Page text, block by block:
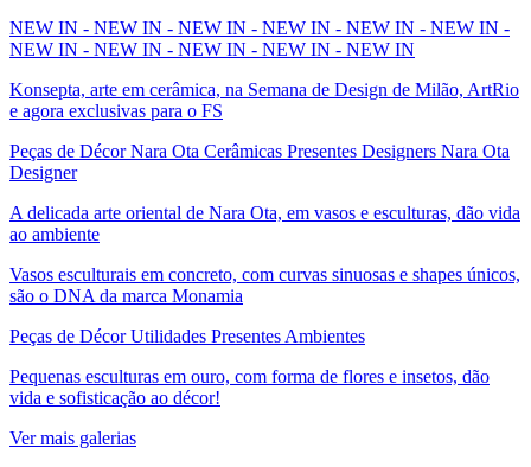
NEW IN - NEW IN - NEW IN - NEW IN - NEW IN - NEW IN -
NEW IN - NEW IN - NEW IN - NEW IN - NEW IN
Konsepta, arte em cerâmica, na Semana de Design de Milão, ArtRio
e agora exclusivas para o FS
Peças de Décor Nara Ota Cerâmicas Presentes Designers Nara Ota
Designer
A delicada arte oriental de Nara Ota, em vasos e esculturas, dão vida
ao ambiente
Vasos esculturais em concreto, com curvas sinuosas e shapes únicos,
são o DNA da marca Monamia
Peças de Décor Utilidades Presentes Ambientes
Pequenas esculturas em ouro, com forma de flores e insetos, dão
vida e sofisticação ao décor!
Ver mais galerias